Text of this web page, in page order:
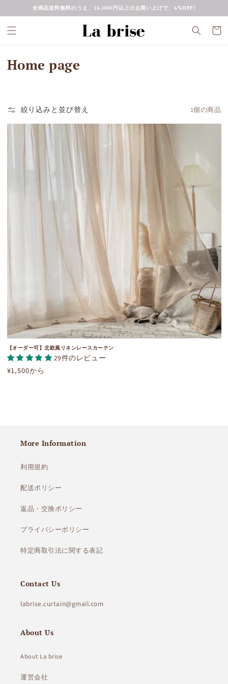
ンツに
進む
全商品送料無料のうえ、16,000円以上のお買い上げで、6%OFF!
カ
ー
コ
シ
Home page
絞り込みと並び替え 1個の商品
【オーダー可】北欧風リネンレースカーテン
29件のレビュー
通
¥1,500から
More Information
利用規約
配送ポリシー
返品・交換ポリシー
プライバシーポリシー
特定商取引法に関する表記
Contact Us
labrise.curtain@gmail.com
About Us
About La brise
運営会社